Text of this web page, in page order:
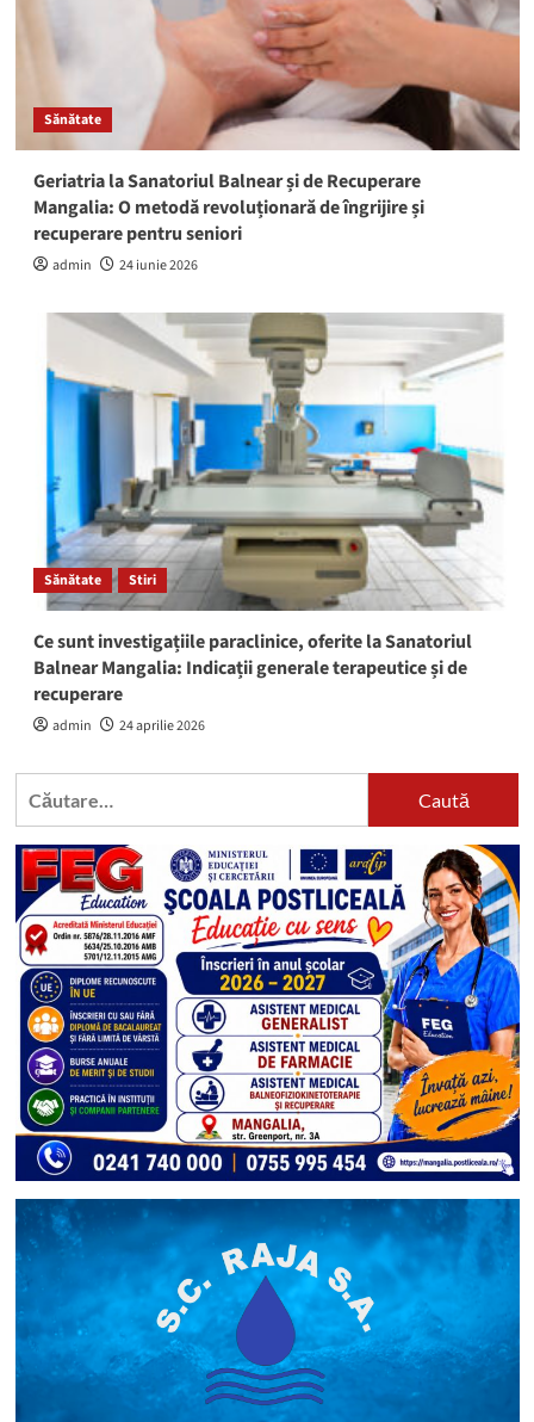
Sănătate
Geriatria la Sanatoriul Balnear și de Recuperare
Mangalia: O metodă revoluționară de îngrijire și
recuperare pentru seniori
admin 24 iunie 2026
Sănătate Stiri
Ce sunt investigațiile paraclinice, oferite la Sanatoriul
Balnear Mangalia: Indicații generale terapeutice și de
recuperare
admin 24 aprilie 2026
Caută